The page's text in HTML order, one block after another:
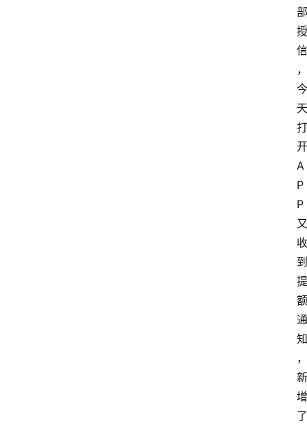
部
授
信
，
今
天
打
开
A
P
P
又
收
到
提
额
通
知
，
新
增
了